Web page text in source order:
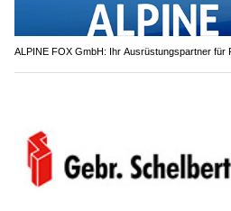
ALPINE FOX GmbH: Ihr Ausrüstungspartner für